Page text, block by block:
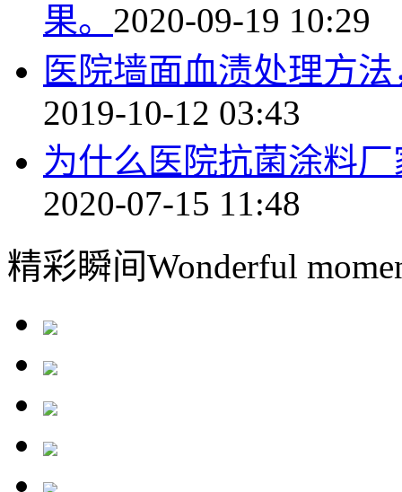
果。 2020-09-19 10:29
医院墙面血渍处理方
2019-10-12 03:43
为什么医院抗菌涂料
2020-07-15 11:48
精彩瞬间Wonderful